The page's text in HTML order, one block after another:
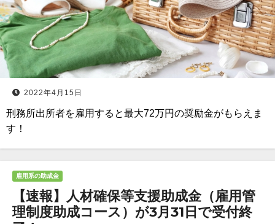
2022年4月15日
刑務所出所者を雇用すると最大72万円の奨励金がもらえま
す！
雇用系の助成金
【速報】人材確保等支援助成金（雇用管
理制度助成コース）が3月31日で受付終